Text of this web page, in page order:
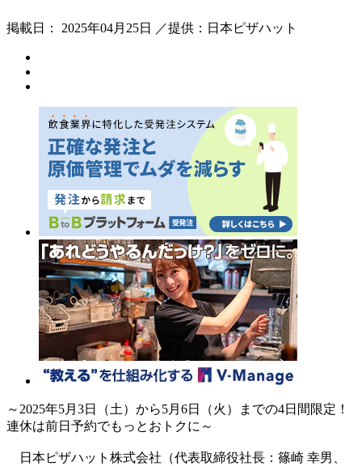
掲載日： 2025年04月25日 ／提供：日本ピザハット
～2025年5月3日（土）から5月6日（火）までの4日間限定！
連休は前日予約でもっとおトクに～
日本ピザハット株式会社（代表取締役社長：篠崎 幸男、